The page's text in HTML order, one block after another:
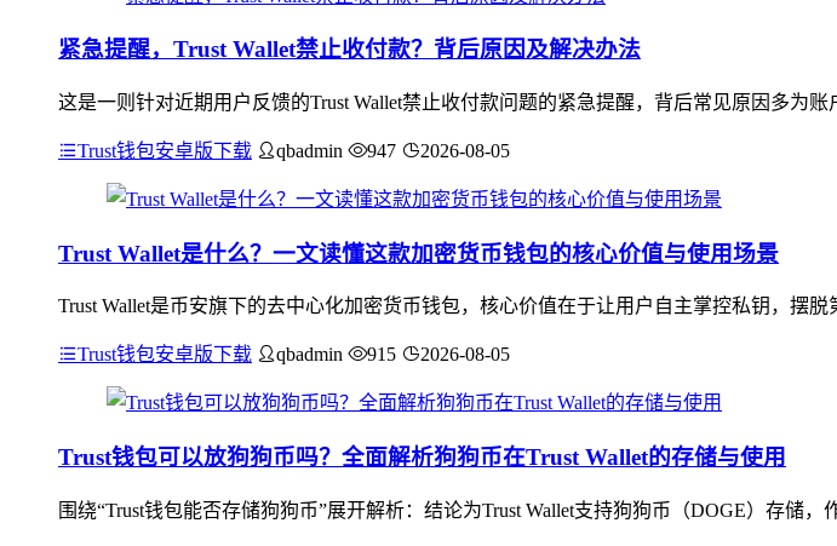
紧急提醒，Trust Wallet禁止收付款？背后原因及解决办法
这是一则针对近期用户反馈的Trust Wallet禁止收付款问题的紧急提醒，背后常见原因多为
Trust钱包安卓版下载 qbadmin 947 2026-08-05
Trust Wallet是什么？一文读懂这款加密货币钱包的核心价值与使用场景
Trust Wallet是币安旗下的去中心化加密货币钱包，核心价值在于让用户自主掌控私钥，摆
Trust钱包安卓版下载 qbadmin 915 2026-08-05
Trust钱包可以放狗狗币吗？全面解析狗狗币在Trust Wallet的存储与使用
围绕“Trust钱包能否存储狗狗币”展开解析：结论为Trust Wallet支持狗狗币（DOGE）存储